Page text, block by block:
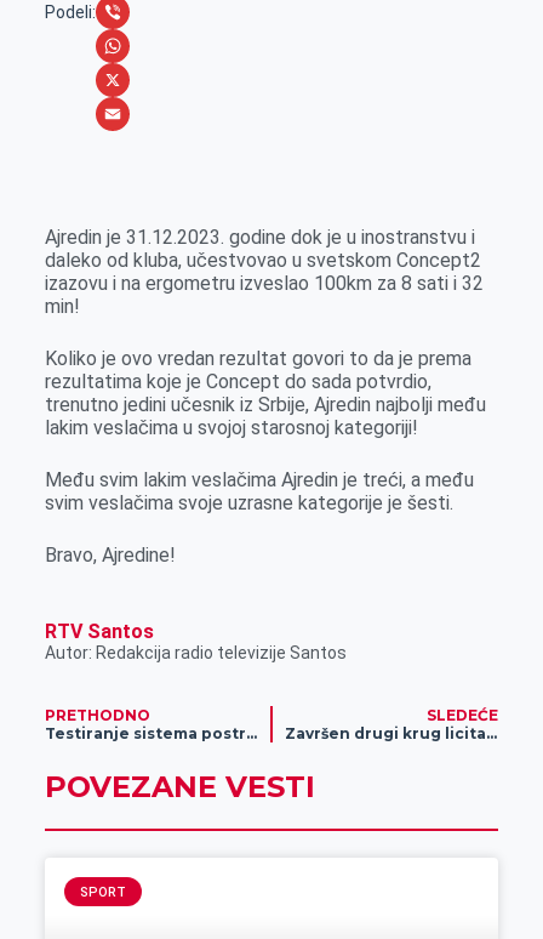
Podeli:c
e
b
o
e
s
s
e
r
L
i
n
k
n
V
i
b
W
h
A
p
X
i
l
Ajredin je 31.12.2023. godine dok je u inostranstvu i
daleko od kluba, učestvovao u svetskom Concept2
izazovu i na ergometru izveslao 100km za 8 sati i 32
min!
Koliko je ovo vredan rezultat govori to da je prema
rezultatima koje je Concept do sada potvrdio,
trenutno jedini učesnik iz Srbije, Ajredin najbolji među
lakim veslačima u svojoj starosnoj kategoriji!
Među svim lakim veslačima Ajredin je treći, a među
svim veslačima svoje uzrasne kategorije je šesti.
Bravo, Ajredine!
RTV Santos
Autor: Redakcija radio televizije Santos
PRETHODNO
Testiranje sistema postrojenja
SLEDEĆE
Završen drugi krug licitacije državnog poljoprivrednog zemljišta
POVEZANE VESTI
SPORT